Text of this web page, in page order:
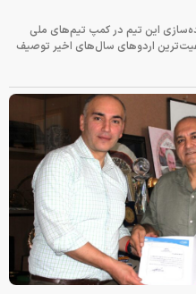
این تیم در کمپ تیم‌های ملی
اردوهای سال‌های اخیر توصیف